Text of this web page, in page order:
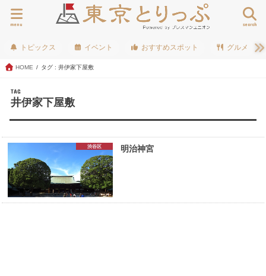
search
menu
トピックス イベント おすすめスポット グルメ
HOME タグ : 井伊家下屋敷
TAG
井伊家下屋敷
渋谷区 明治神宮